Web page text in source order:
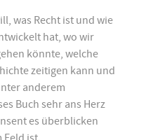
was Recht ist und wie
hat, wo wir
könnte, welche
zeitigen kann und
anderem
Buch sehr ans Herz
es überblicken